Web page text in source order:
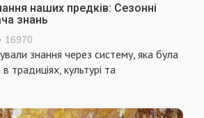
наших предків: Сезонні
знань
16970
знання через систему, яка була
традиціях, культурі та